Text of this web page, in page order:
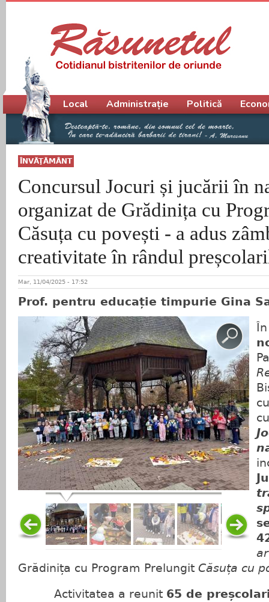
ÎNVĂŢĂMÂNT
Concursul Jocuri și jucării în
organizat de Grădinița cu
Căsuța cu povești - a adus
creativitate în rândul
Mar, 11/04/2025 - 17:52
Prof. pentru educație timpurie Gina
Grădinița cu Program Prelungit Căsuța cu
Activitatea a reunit 65 de
Meniu principal
Local Administrație Politică